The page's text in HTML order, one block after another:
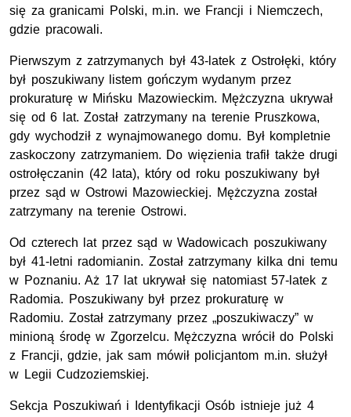
się za granicami Polski, m.in. we Francji i Niemczech,
gdzie pracowali.
Pierwszym z zatrzymanych był 43-latek z Ostrołęki, który
był poszukiwany listem gończym wydanym przez
prokuraturę w Mińsku Mazowieckim. Mężczyzna ukrywał
się od 6 lat. Został zatrzymany na terenie Pruszkowa,
gdy wychodził z wynajmowanego domu. Był kompletnie
zaskoczony zatrzymaniem. Do więzienia trafił także drugi
ostrołęczanin (42 lata), który od roku poszukiwany był
przez sąd w Ostrowi Mazowieckiej. Mężczyzna został
zatrzymany na terenie Ostrowi.
Od czterech lat przez sąd w Wadowicach poszukiwany
był 41-letni radomianin. Został zatrzymany kilka dni temu
w Poznaniu. Aż 17 lat ukrywał się natomiast 57-latek z
Radomia. Poszukiwany był przez prokuraturę w
Radomiu. Został zatrzymany przez „poszukiwaczy” w
minioną środę w Zgorzelcu. Mężczyzna wrócił do Polski
z Francji, gdzie, jak sam mówił policjantom m.in. służył
w Legii Cudzoziemskiej.
Sekcja Poszukiwań i Identyfikacji Osób istnieje już 4